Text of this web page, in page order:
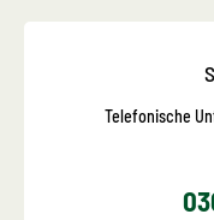
Telefonische